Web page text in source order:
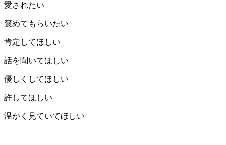
愛されたい
褒めてもらいたい
肯定してほしい
話を聞いてほしい
優しくしてほしい
許してほしい
温かく見ていてほしい